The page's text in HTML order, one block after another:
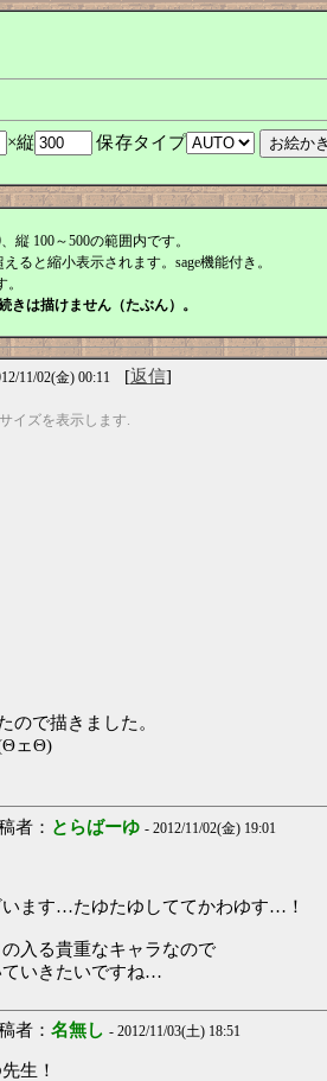
×縦 保存タイプ
縦 100～500の範囲内です。
ると縮小表示されます。sage機能付き。
は描けません（たぶん）。
11/02(金) 00:11 [返信]
イズを表示します.
ので描きました。
ェΘ)
者： とらばーゆ - 2012/11/02(金) 19:01
います…たゆたゆしててかわゆす…！
入る貴重なキャラなので
ていきたいですね…
者： 名無し - 2012/11/03(土) 18:51
生！